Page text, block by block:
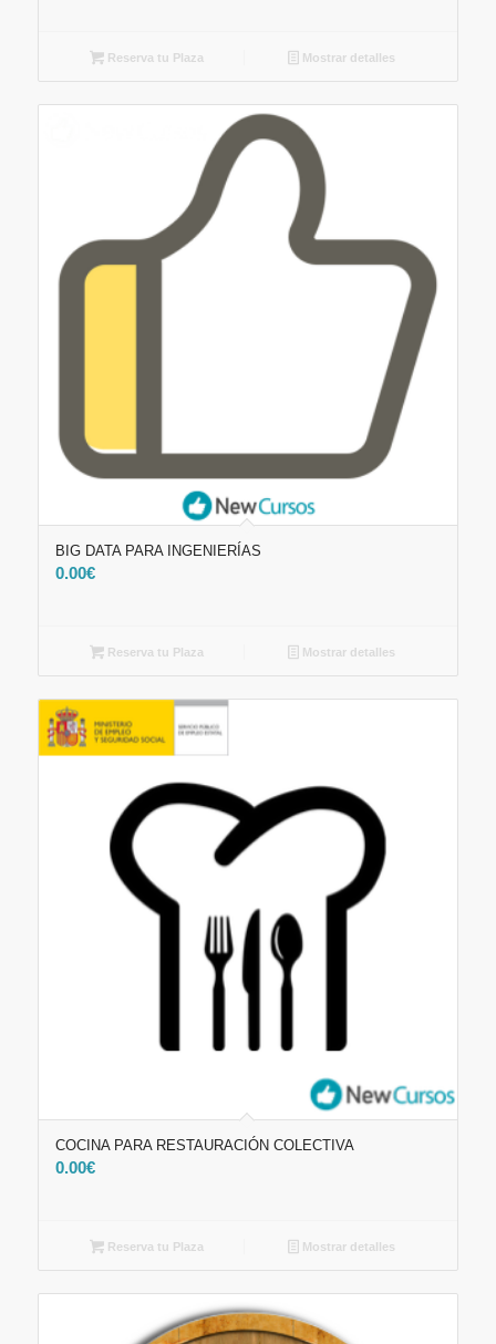
Reserva tu Plaza Mostrar detalles
BIG DATA PARA INGENIERÍAS
0.00€
Reserva tu Plaza Mostrar detalles
COCINA PARA RESTAURACIÓN COLECTIVA
0.00€
Reserva tu Plaza Mostrar detalles